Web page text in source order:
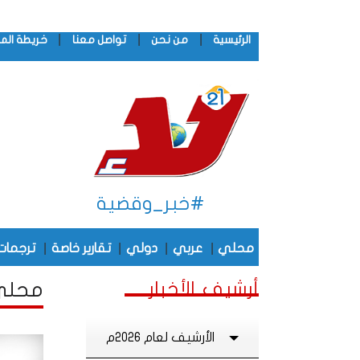
الرئيسية من نحن تواصل معنا خريطة
#خبر_وقضية
محلي عربي دولي تقارير خاصة
أرشيف الأخبار
الأرشيف لعام 2026م